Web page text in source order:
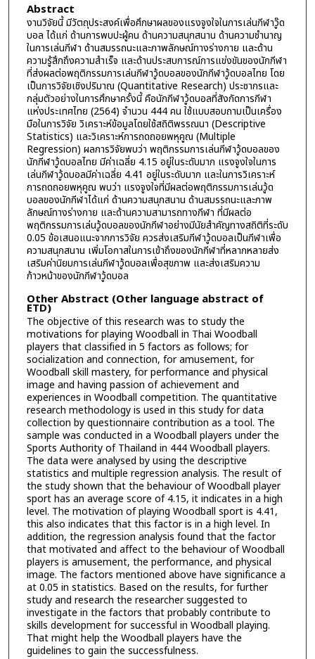
Abstract
งานวิจัยนี้ มีวัตถุประสงค์เพื่อศึกษาผลของแรงจูงใจในการเล่นกีฬาวู๊ด
บอล ได้แก่ ด้านการพบปะผู้คน ด้านความสนุกสนาน ด้านความชำนาญ
ในการเล่นกีฬา ด้านสมรรถนะและภาพลักษณ์ทางร่างกาย และด้าน
ความรู้สึกถึงความสำเร็จ และด้านประสบการณ์การแข่งขันของนักกีฬา
ที่ส่งผลต่อพฤติกรรมการเล่นกีฬาวู้ดบอลของนักกีฬาวู้ดบอลไทย โดย
เป็นการวิจัยเชิงปริมาณ (Quantitative Research) ประชากรและ
กลุ่มตัวอย่างในการศึกษาครั้งนี้ คือนักกีฬาวู้ดบอลที่สังกัดการกีฬา
แห่งประเทศไทย (2564) จำนวน 444 คน ใช้แบบสอบถามเป็นเครื่อง
มือในการวิจัย วิเคราะห์ข้อมูลโดยใช้สถิติพรรณนา (Descriptive
Statistics) และวิเคราะห์การถดถอยพหุคูณ (Multiple
Regression) ผลการวิจัยพบว่า พฤติกรรมการเล่นกีฬาวู้ดบอลของ
นักกีฬาวู้ดบอลไทย มีค่าเฉลี่ย 4.15 อยู่ในระดับมาก แรงจูงใจในการ
เล่นกีฬาวู้ดบอลมีค่าเฉลี่ย 4.41 อยู่ในระดับมาก และในการวิเคราะห์
การถดถอยพหุคูณ พบว่า แรงจูงใจที่มีผลต่อพฤติกรรมการเล่นวู้ด
บอลของนักกีฬาได้แก่ ด้านความสนุกสนาน ด้านสมรรถนะและภาพ
ลักษณ์ทางร่างกาย และด้านความสามารถทางกีฬา ที่มีผลต่อ
พฤติกรรมการเล่นวู้ดบอลของนักกีฬาอย่างมีนัยสำคัญทางสถิติที่ระดับ
0.05 ข้อเสนอแนะจากการวิจัย ควรส่งเสริมกีฬาวู้ดบอลเป็นกีฬาเพื่อ
ความสนุกสนาน เพิ่มโอกาสในการเข้าถึงของนักกีฬาที่หลากหลายส่ง
เสริมค่านิยมการเล่นกีฬาวู้ดบอลเพื่อสุขภาพ และส่งเสริมความ
ก้าวหน้าของนักกีฬาวู้ดบอล
Other Abstract (Other language abstract of
ETD)
The objective of this research was to study the
motivations for playing Woodball in Thai Woodball
players that classified in 5 factors as follows; for
socialization and connection, for amusement, for
Woodball skill mastery, for performance and physical
image and having passion of achievement and
experiences in Woodball competition. The quantitative
research methodology is used in this study for data
collection by questionnaire contribution as a tool. The
sample was conducted in a Woodball players under the
Sports Authority of Thailand in 444 Woodball players.
The data were analysed by using the descriptive
statistics and multiple regression analysis. The result of
the study shown that the behaviour of Woodball player
sport has an average score of 4.15, it indicates in a high
level. The motivation of playing Woodball sport is 4.41,
this also indicates that this factor is in a high level. In
addition, the regression analysis found that the factor
that motivated and affect to the behaviour of Woodball
players is amusement, the performance, and physical
image. The factors mentioned above have significance a
at 0.05 in statistics. Based on the results, for further
study and research the researcher suggested to
investigate in the factors that probably contribute to
skills development for successful in Woodball playing.
That might help the Woodball players have the
guidelines to gain the successfulness.